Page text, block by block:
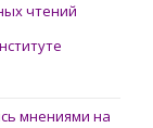
чтений
мнениями на